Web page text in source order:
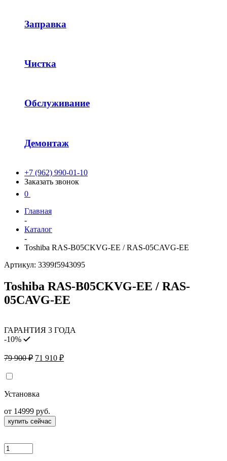
Заправка
Чистка
Обслуживание
Демонтаж
+7 (962) 990-01-10
Заказать звонок
0
Главная
-
Каталог
-
Toshiba RAS-B05CKVG-EE / RAS-05CAVG-EE
Артикул: 3399f5943095
Toshiba RAS-B05CKVG-EE / RAS-
05CAVG-EE
ГАРАНТИЯ 3 ГОДА
-10%
79 900₽ Первоначальная
900 ₽.
71 910 ₽Текущая
Установка
от 14999 руб.
купить сейчас